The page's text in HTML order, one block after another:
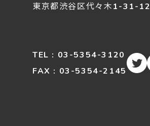
東京都渋谷区代々木1-31-12
TEL : 03-5354-3120
FAX : 03-5354-2145